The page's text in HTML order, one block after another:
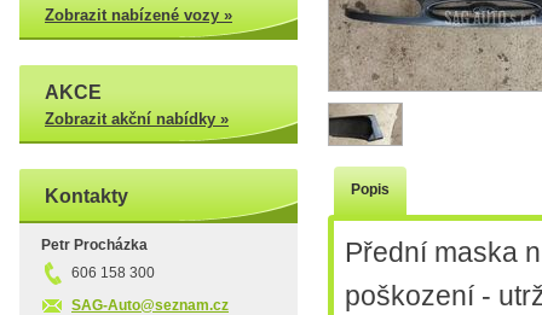
Zobrazit nabízené vozy »
AKCE
Zobrazit akční nabídky »
Kontakty
Petr Procházka
606 158 300
SAG-Auto@seznam.cz
Popis
Přední maska
poškození -